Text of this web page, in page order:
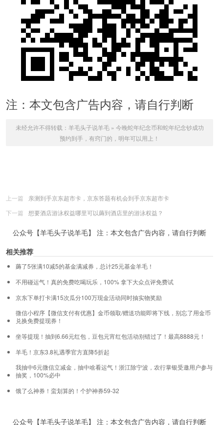
注：本文包含广告内容，请自行判断
未经允许不得转载： 羊毛头子说羊毛» 今晚蛇年纪念币和蛇年纪念钞成功
预约到手，有窍门的，明年可以用上！
上一篇
亲测到手京东超市卡，京东答题有机会到手京东超市卡
下一篇
想要酒店游泳权益哪里可以薅到酒店里的游泳权益？
公众号【羊毛头子说羊毛】 注：本文包含广告内容，请自行判断
相关推荐
薅了5张满10减5的基金满减券，总计25元基金羊毛！
不用碰运气！真的免费吃喝玩乐，100% 拿下大众点评免费试
京东下单打卡满15次瓜分100万现金活动同时抽实物奖励
微信小程序【微信支付有优惠】金币领取/赠送功能即将下线，别忘了用金币
兑换免费提现券！
坐等提现！抽到6.66元红包，豆包元宵红包活动别错过了！最高8888元！
羊毛！京东3.8礼遇季官方直降5折起
我抽中6元微信立减金，抽中啥看运气！浙江除宁波，农行掌银受邀用户参与
抽奖，100%必中
饿了么神券！蛮划算的！个护神券59-32
公众号【羊毛头子说羊毛】 注：本文包含广告内容，请自行判断